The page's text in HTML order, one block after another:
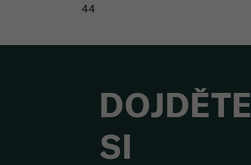
44
DOJDĚTE
SI